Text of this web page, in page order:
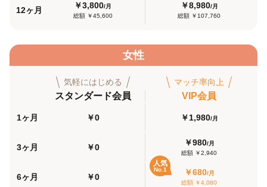
12ヶ月 ￥3,800/月
総額 ￥45,600
￥8,980/月
総額 ￥107,760
女性
気軽にはじめる マッチ率向上
スタンダード会員 VIP会員
1ヶ月 ￥0 ￥1,980/月
3ヶ月 ￥0 ￥980/月
総額 ￥2,940
6ヶ月 ￥0 ￥680/月
人気
No.1
総額 ￥4,080